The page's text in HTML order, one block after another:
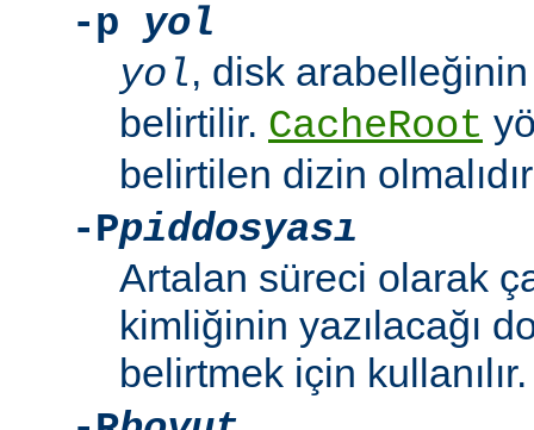
-p yol
yol, disk
belirtilir. CacheRoot
belirtilen dizin
-Ppiddosyası
Artalan süreci olarak
kimliğinin yazılacağı
belirtmek için kullanılır.